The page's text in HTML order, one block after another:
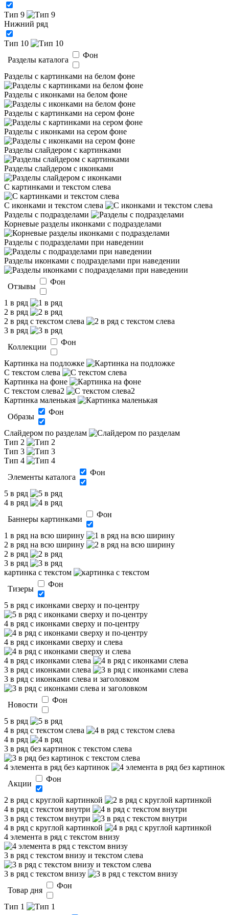
Тип 9
Нижний ряд
Тип 10
Разделы каталога
Фон
Разделы с картинками на белом фоне
Разделы с иконками на белом фоне
Разделы с картинками на сером фоне
Разделы с иконками на сером фоне
Разделы слайдером с картинками
Разделы слайдером с иконками
С картинками и текстом слева
С иконками и текстом слева
Разделы с подразделами
Корневые разделы иконками с подразделами
Разделы с подразделами при наведении
Разделы иконками с подразделами при наведении
Отзывы
Фон
1 в ряд
2 в ряд
2 в ряд с текстом слева
3 в ряд
Коллекции
Фон
Картинка на подложке
С текстом слева
Картинка на фоне
С текстом слева2
Картинка маленькая
Образы
Фон
Слайдером по разделам
Тип 2
Тип 3
Тип 4
Элементы каталога
Фон
5 в ряд
4 в ряд
Баннеры картинками
Фон
1 в ряд на всю ширину
2 в ряд на всю ширину
2 в ряд
3 в ряд
картинка с текстом
Тизеры
Фон
5 в ряд с иконками сверху и по-центру
4 в ряд с иконками сверху и по-центру
4 в ряд с иконками сверху и слева
4 в ряд с иконками слева
3 в ряд с иконками слева
3 в ряд с иконками слева и заголовком
Новости
Фон
5 в ряд
4 в ряд с текстом слева
4 в ряд
3 в ряд без картинок с текстом слева
4 элемента в ряд без картинок
Акции
Фон
2 в ряд с круглой картинкой
4 в ряд с текстом внутри
3 в ряд с текстом внутри
4 в ряд с круглой картинкой
4 элемента в ряд с текстом внизу
3 в ряд с текстом внизу и текстом слева
3 в ряд с текстом внизу
Товар дня
Фон
Тип 1